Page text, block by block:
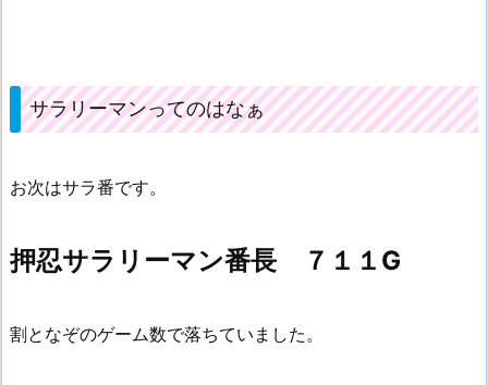
サラリーマンってのはなぁ
お次はサラ番です。
押忍サラリーマン番長 ７１１G
割となぞのゲーム数で落ちていました。